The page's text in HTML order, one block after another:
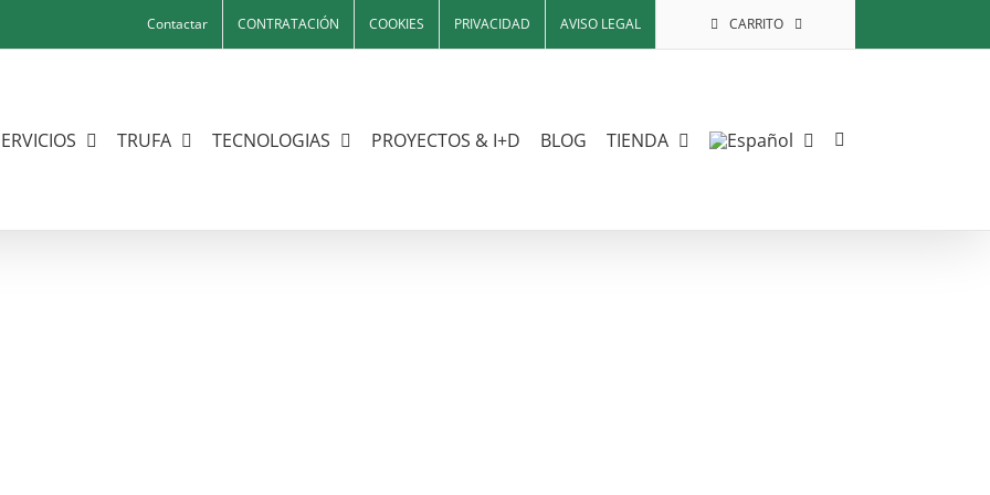
Contactar CONTRATACIÓN COOKIES PRIVACIDAD AVISO LEGAL CARRITO
TRUFA TECNOLOGIAS PROYECTOS & I+D BLOG TIENDA